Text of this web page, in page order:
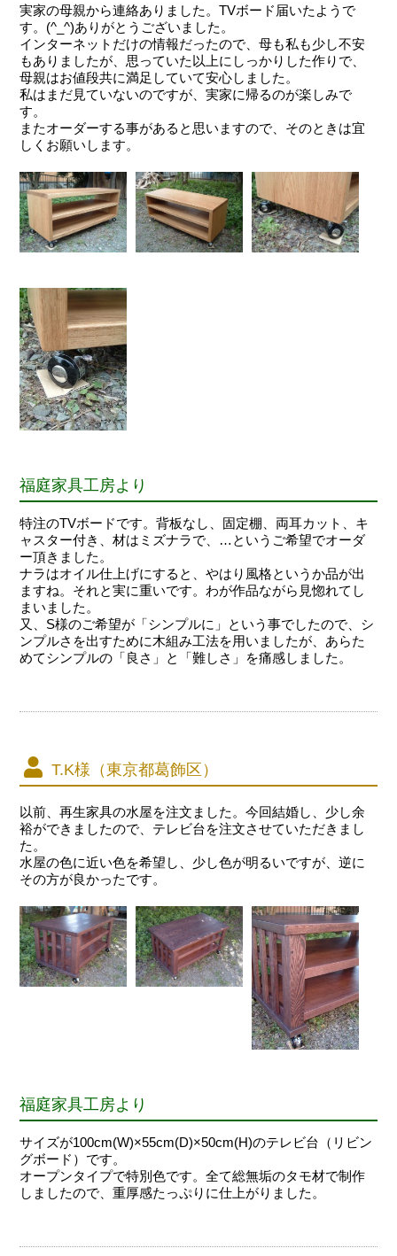
実家の母親から連絡ありました。TVボード届いたようで
す。(^_^)ありがとうございました。
インターネットだけの情報だったので、母も私も少し不安
もありましたが、思っていた以上にしっかりした作りで、
母親はお値段共に満足していて安心しました。
私はまだ見ていないのですが、実家に帰るのが楽しみで
す。
またオーダーする事があると思いますので、そのときは宜
しくお願いします。
福庭家具工房より
特注のTVボードです。背板なし、固定棚、両耳カット、キ
ャスター付き、材はミズナラで、…というご希望でオーダ
ー頂きました。
ナラはオイル仕上げにすると、やはり風格というか品が出
ますね。それと実に重いです。わが作品ながら見惚れてし
まいました。
又、S様のご希望が「シンプルに」という事でしたので、シ
ンプルさを出すために木組み工法を用いましたが、あらた
めてシンプルの「良さ」と「難しさ」を痛感しました。
T.K様（東京都葛飾区）
以前、再生家具の水屋を注文ました。今回結婚し、少し余
裕ができましたので、テレビ台を注文させていただきまし
た。
水屋の色に近い色を希望し、少し色が明るいですが、逆に
その方が良かったです。
福庭家具工房より
サイズが100cm(W)×55cm(D)×50cm(H)のテレビ台（リビン
グボード）です。
オープンタイプで特別色です。全て総無垢のタモ材で制作
しましたので、重厚感たっぷりに仕上がりました。